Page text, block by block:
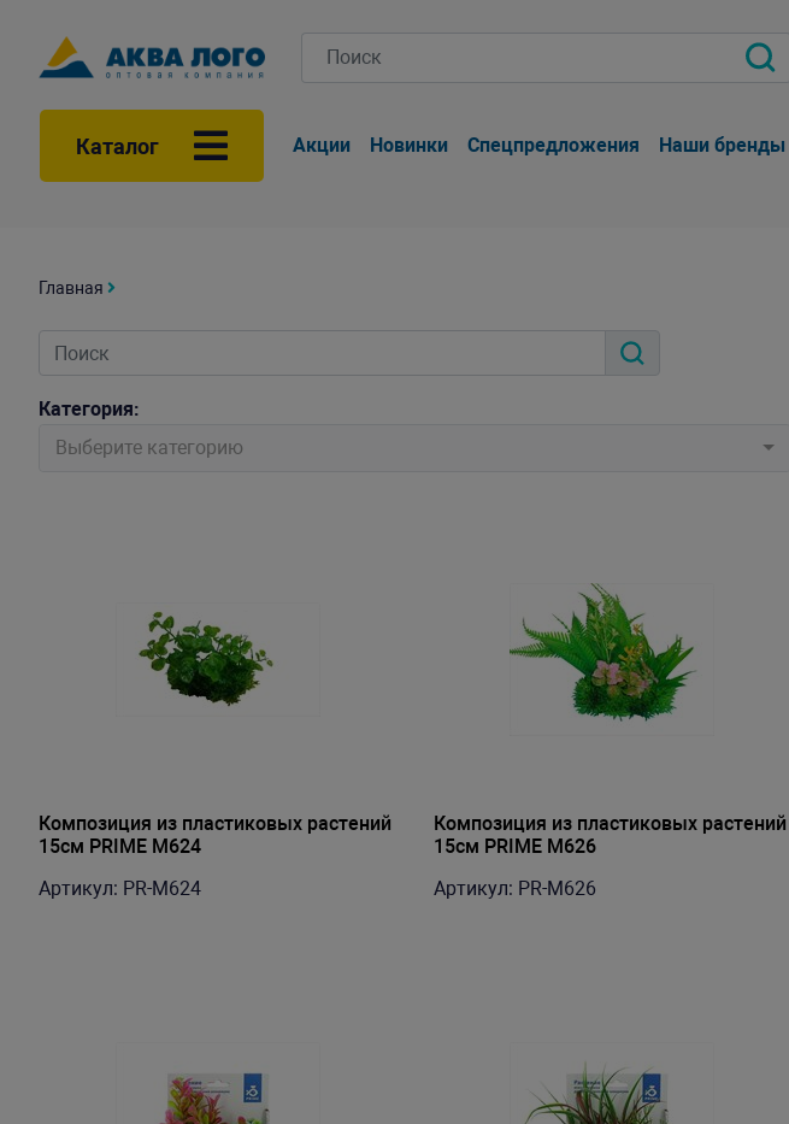
Каталог Акции Новинки Спецпредложения Наши бренды
Главная
Категория:
Выберите категорию
Композиция из пластиковых растений
15см PRIME M624
Артикул: PR-M624
Композиция из пластиковых растений
15см PRIME M626
Артикул: PR-M626